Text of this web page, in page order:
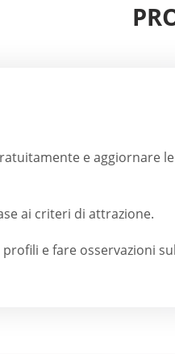
e aggiornare le
ai criteri di attrazione.
e fare osservazioni sul